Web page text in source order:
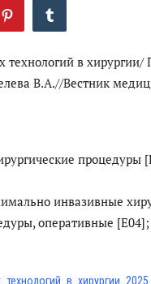
в
В.А.//Вестник
процедуры
инвазивные
оперативные